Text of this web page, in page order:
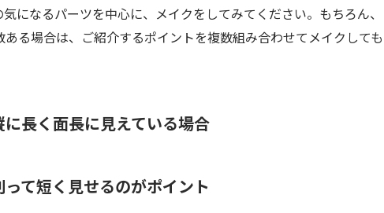
になるパーツを中心に、メイクをしてみてください。もちろん、
る場合は、ご紹介するポイントを複数組み合わせてメイクしても
に長く面長に見えている場合
て短く見せるのがポイント